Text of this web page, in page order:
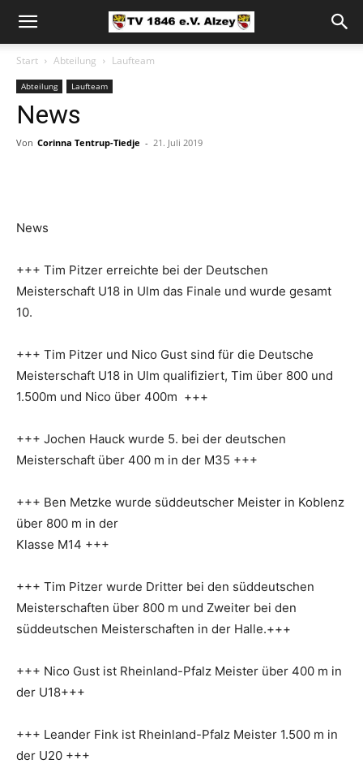
Start Abteilung Laufteam
Abteilung Laufteam
News
Von Corinna Tentrup-Tiedje - 21. Juli 2019
News
+++ Tim Pitzer erreichte bei der Deutschen
Meisterschaft U18 in Ulm das Finale und wurde gesamt
10.
+++ Tim Pitzer und Nico Gust sind für die Deutsche
Meisterschaft U18 in Ulm qualifiziert, Tim über 800 und
1.500m und Nico über 400m +++
+++ Jochen Hauck wurde 5. bei der deutschen
Meisterschaft über 400 m in der M35 +++
+++ Ben Metzke wurde süddeutscher Meister in Koblenz
über 800 m in der
Klasse M14 +++
+++ Tim Pitzer wurde Dritter bei den süddeutschen
Meisterschaften über 800 m und Zweiter bei den
süddeutschen Meisterschaften in der Halle.+++
+++ Nico Gust ist Rheinland-Pfalz Meister über 400 m in
der U18+++
+++ Leander Fink ist Rheinland-Pfalz Meister 1.500 m in
der U20 +++